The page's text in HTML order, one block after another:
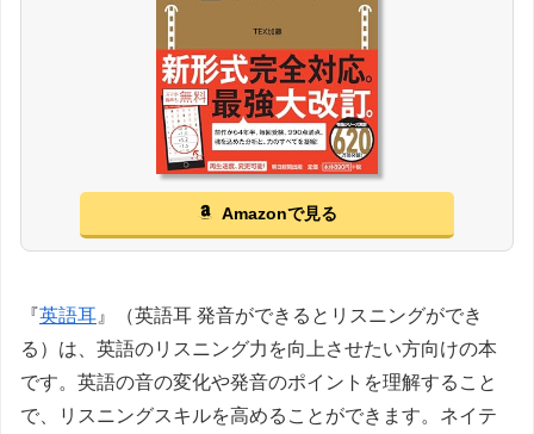
Amazonで見る
『英語耳 』（英語耳 発音ができるとリスニングができ
る）は、英語のリスニング力を向上させたい方向けの本
です。英語の音の変化や発音のポイントを理解すること
で、リスニングスキルを高めることができます。ネイテ